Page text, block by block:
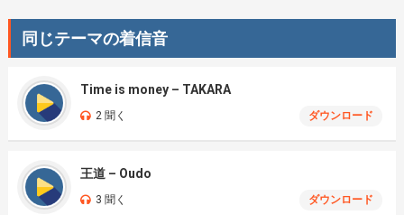
同じテーマの着信音
Time is money – TAKARA
2 聞く ダウンロード
王道 – Oudo
3 聞く ダウンロード